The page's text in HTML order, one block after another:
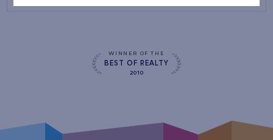
WINNER OF THE
BEST OF REALTY
2010